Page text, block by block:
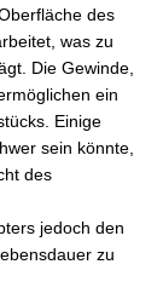
des
was zu
Die Gewinde,
ein
Einige
sein könnte,
des
jedoch den
zu